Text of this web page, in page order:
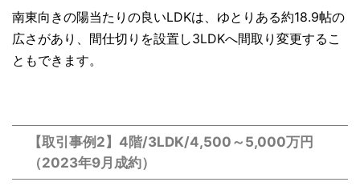
南東向きの陽当たりの良いLDKは、ゆとりある約18.9帖の
広さがあり、間仕切りを設置し3LDKへ間取り変更するこ
ともできます。
【取引事例2】4階/3LDK/4,500～5,000万円
（2023年9月成約）